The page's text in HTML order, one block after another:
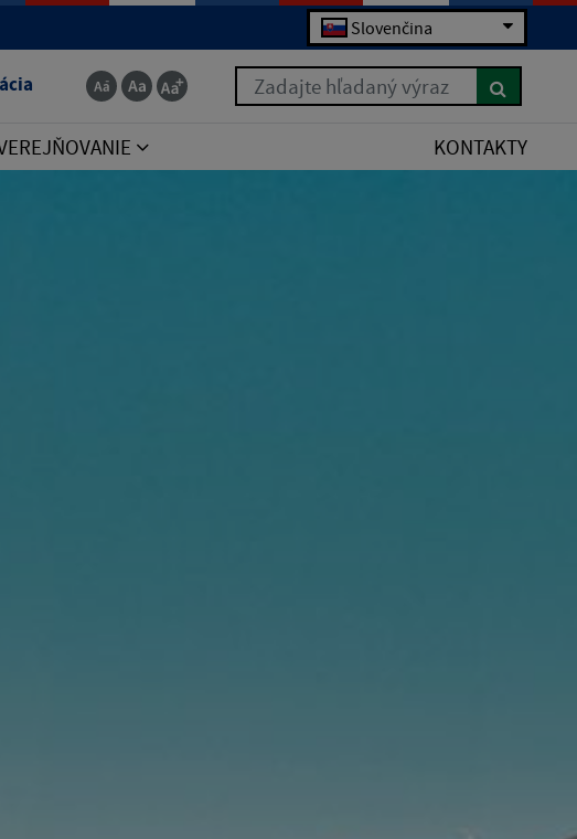
Slovenčina
Zadajte hľadaný výraz
KONTAKTY